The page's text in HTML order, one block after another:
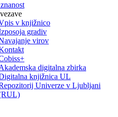
v knjižnico
gradiv
virov
digitalna zbirka
knjižnica UL
Univerze v Ljubljani